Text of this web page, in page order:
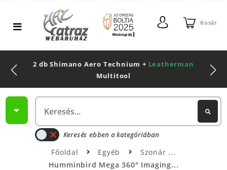
Kosár
2 db Shimano Aero Technium + Leatherman
Multitool
Keresés ebben a kategóriában
Főoldal Egyéb
Szonár
Humminbird Mega 360° Imaging...